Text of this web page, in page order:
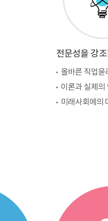
전문성을 강
올바른 직업윤
이론과 실제
미래사회에의